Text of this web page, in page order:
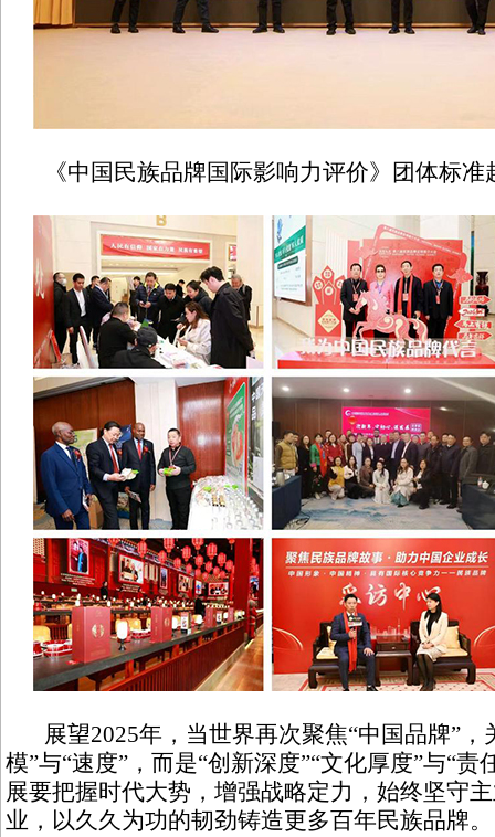
《中国民族品牌国际影响力评价》团体标准
展望2025年，当世界再次聚焦“中国品牌”，
模”与“速度”，而是“创新深度”“文化厚度”与“
展要把握时代大势，增强战略定力，始终坚守
业，以久久为功的韧劲铸造更多百年民族品牌。